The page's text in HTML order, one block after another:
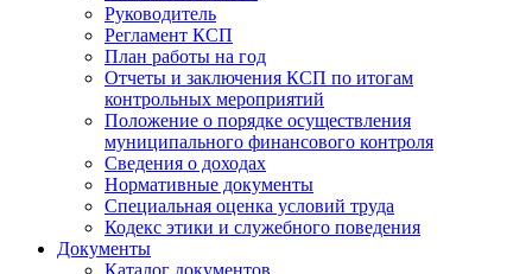
Руководитель
Регламент КСП
План работы на год
Отчеты и заключения КСП по итогам
контрольных мероприятий
Положение о порядке осуществления
муниципального финансового контроля
Сведения о доходах
Нормативные документы
Специальная оценка условий труда
Кодекс этики и служебного поведения
Документы
Каталог документов